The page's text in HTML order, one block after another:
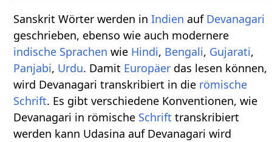
Sanskrit Wörter werden inIndien auf Devanagari
geschrieben, ebenso wie auch modernere
indische Sprachen wie Hindi, Bengali, Gujarati,
Panjabi, Urdu. Damit Europäer das lesen können,
wird Devanagari transkribiert in die römische
Schrift. Es gibt verschiedene Konventionen, wie
Devanagari in römische Schrift transkribiert
werden kann Udasina auf Devanagari wird